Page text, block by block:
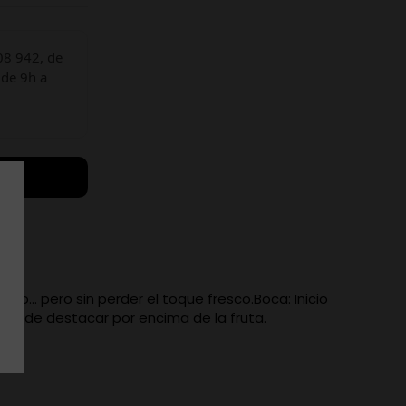
pero sin perder el toque fresco.Boca: Inicio
de destacar por encima de la fruta.